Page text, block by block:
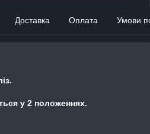
Доставка Оплата Умови
у 2 положеннях.